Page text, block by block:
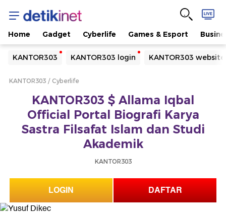
Home Gadget Cyberlife Games & Esport
KANTOR303 KANTOR303 login KANTOR303 website
Yang sedang ramai dicari
Loading...
KANTOR303 Cyberlife
KANTOR303 $ Allama Iqbal
Official Portal Biografi Karya
Sastra Filsafat Islam dan Studi
Akademik
KANTOR303
LOGIN DAFTAR